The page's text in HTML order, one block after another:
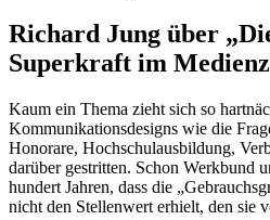
Richard Jung über
Superkraft im
Kaum ein Thema zieht sich so
Kommunikationsdesigns wie die
Honorare, Hochschulausbildung,
darüber gestritten. Schon Werkbund
hundert Jahren, dass die
nicht den Stellenwert erhielt, den sie